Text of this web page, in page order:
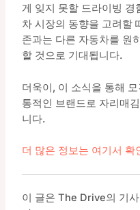
게 잊지 못할 드라이빙 경
차 시장의 동향을 고려할
존과는 다른 자동차를 원
할 것으로 기대됩니다.
더욱이, 이 소식을 통해
통적인 브랜드로 자리매
니다.
더 많은 정보는 여기서 확
이 글은 The Drive의 기